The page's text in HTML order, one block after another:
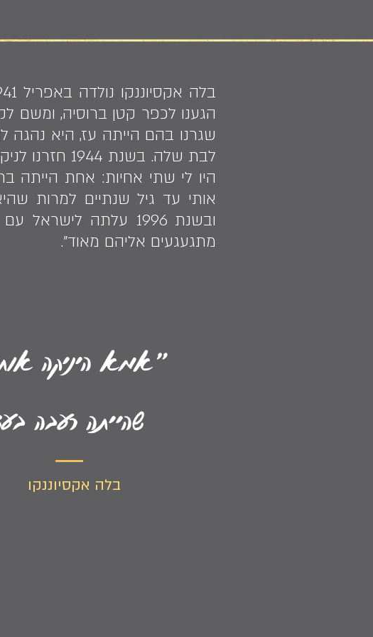
הגענו לכפר קטן ברוסיה, ומשם
שגרנו בהם הייתה עז, היא
ובשנת 1996 עלתה
מתגעגעים אליהם מאוד".
״אמא היניקה
שהייתה רעבה
בלה אקסיוננקו